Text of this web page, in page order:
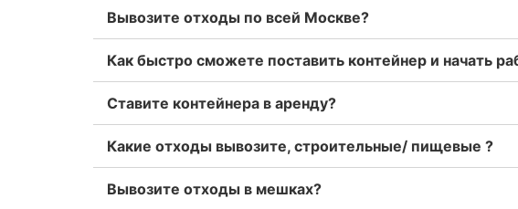
Вывозите отходы по всей Москве?
Как быстро сможете поставить контейнер и начать
Ставите контейнера в аренду?
Какие отходы вывозите, строительные/ пищевые ?
Вывозите отходы в мешках?